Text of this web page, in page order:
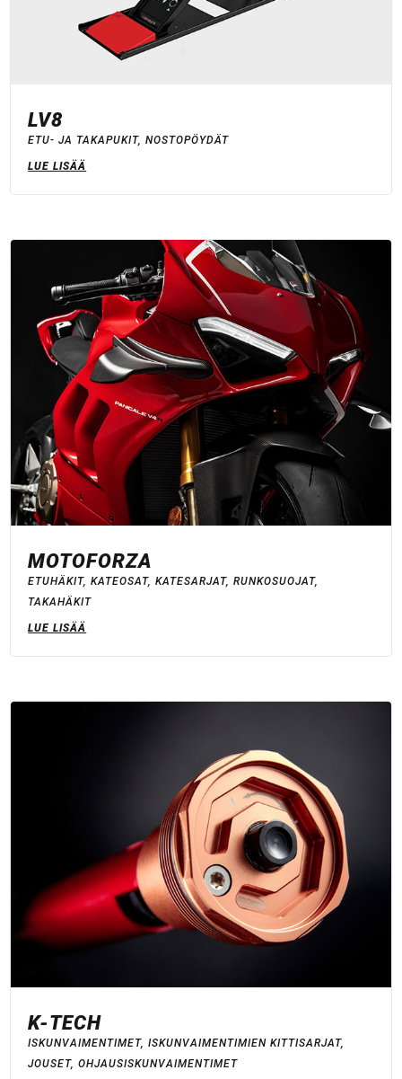
LV8
ETU- JA TAKAPUKIT,NOSTOPÖYDÄT
LUE LISÄÄ
MOTOFORZA
ETUHÄKIT,KATEOSAT,KATESARJAT,RUNKOSUOJAT,
TAKAHÄKIT
LUE LISÄÄ
K-TECH
ISKUNVAIMENTIMET,ISKUNVAIMENTIMIEN KITTISARJAT,
JOUSET,OHJAUSISKUNVAIMENTIMET